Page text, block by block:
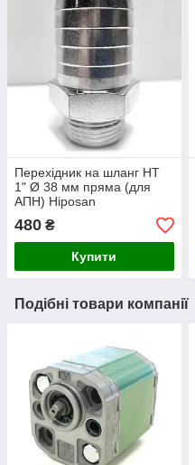
Перехідник на шланг НТ
1" Ø 38 мм пряма (для
АПН) Hiposan
480 ₴
Купити
Подібні товари компанії